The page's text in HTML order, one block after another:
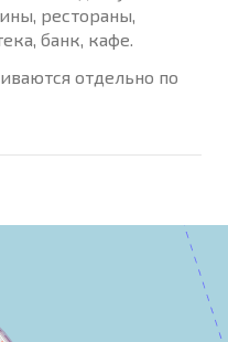
рестораны,
банк, кафе.
отдельно по